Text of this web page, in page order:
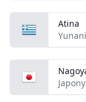
Atina